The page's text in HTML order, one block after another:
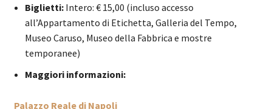
Biglietti: Intero: € 15,00 (incluso accesso
all’Appartamento di Etichetta, Galleria del Tempo,
Museo Caruso, Museo della Fabbrica e mostre
temporanee)
Maggiori informazioni:
Palazzo Reale di Napoli